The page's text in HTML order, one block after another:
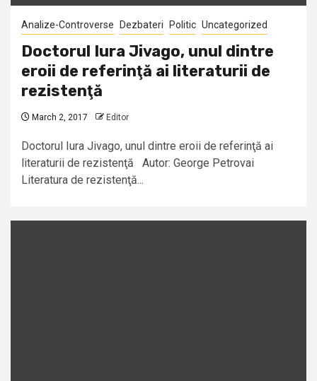
Analize-Controverse Dezbateri Politic Uncategorized
Doctorul Iura Jivago, unul dintre
eroii de referinţă ai literaturii de
rezistenţă
March 2, 2017 Editor
Doctorul Iura Jivago, unul dintre eroii de referinţă ai
literaturii de rezistenţă Autor: George Petrovai
Literatura de rezistenţă...